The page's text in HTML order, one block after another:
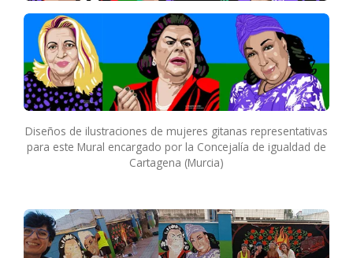
Diseños de ilustraciones de mujeres gitanas representativas
para este Mural encargado por la Concejalía de igualdad de
Cartagena (Murcia)